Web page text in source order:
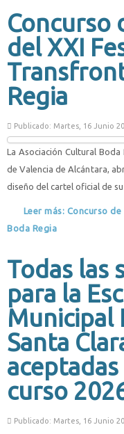
Concurso
del XXI
Regia
Publicado: Martes, 16 Junio
La Asociación Cultural
de Valencia de Alcántara,
diseño del cartel oficial de
Leer más: Concurso
Boda Regia
Todas las
para la
Municipal
Santa
curso
Publicado: Martes, 16 Junio